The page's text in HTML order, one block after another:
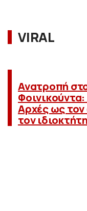
VIRAL
Ανατροπή
Αρχές ως
τον